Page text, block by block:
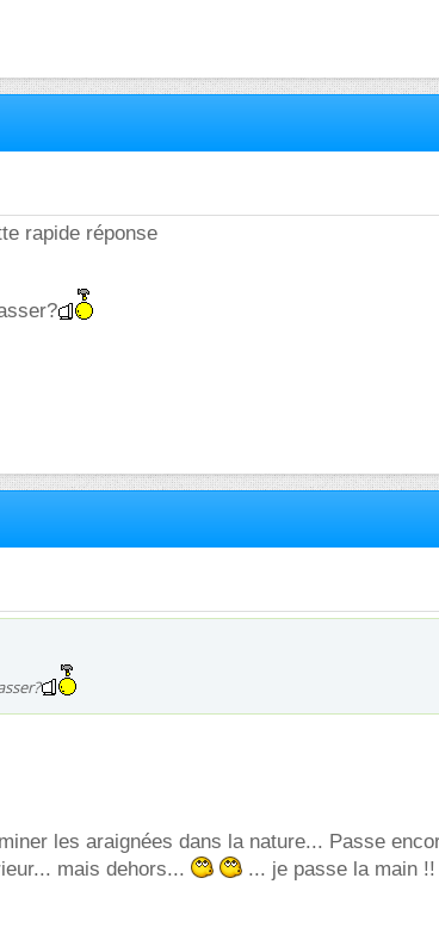
rapide réponse
les araignées dans la nature... Passe
mais dehors...
... je passe la main !!